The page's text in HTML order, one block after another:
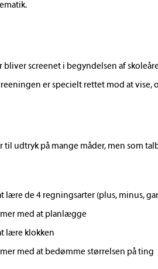
bliver screenet i begyndelsen af
er specielt rettet mod at
til udtryk på mange måder, men som
lære de 4 regningsarter (plus, minus,
med at planlægge
lære klokken
med at bedømme størrelsen på ting